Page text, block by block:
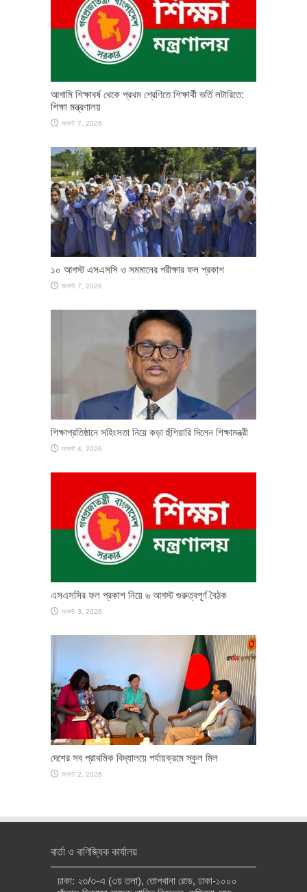
আগামি শিক্ষাবর্ষ থেকে প্রথম শ্রেণিতে শিক্ষার্থী ভর্তি লটারিতে:
শিক্ষা মন্ত্রণালয়
আগস্ট 7, 2026
১০ আগস্ট এসএসসি ও সমমানের পরীক্ষার ফল প্রকাশ
আগস্ট 7, 2026
শিক্ষাপ্রতিষ্ঠানে সহিংসতা নিয়ে কড়া হুঁশিয়ারি দিলেন শিক্ষামন্ত্রী
আগস্ট 4, 2026
এসএসসির ফল প্রকাশ নিয়ে ৬ আগস্ট গুরুত্বপূর্ণ বৈঠক
আগস্ট 3, 2026
দেশের সব প্রাথমিক বিদ্যালয়ে পর্যায়ক্রমে স্কুল মিল
আগস্ট 2, 2026
বার্তা ও বাণিজ্যিক কার্যালয়
ঢাকা: ২৩/৩-এ (৩য় তলা), তোপখানা রোড, ঢাকা-১০০০